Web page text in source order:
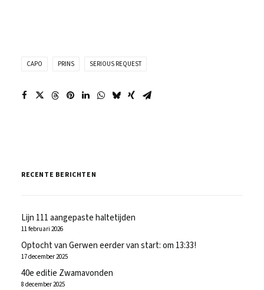
CAPO PRINS SERIOUS REQUEST
RECENTE BERICHTEN
Lijn 111 aangepaste haltetijden
11 februari 2026
Optocht van Gerwen eerder van start: om 13:33!
17 december 2025
40e editie Zwamavonden
8 december 2025